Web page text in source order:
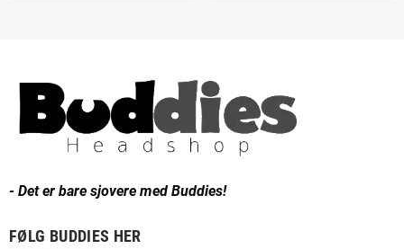
- Det er bare sjovere med Buddies!
FØLG BUDDIES HER